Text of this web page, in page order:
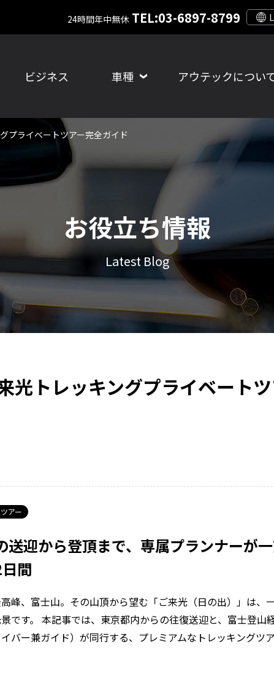
24時間年中無休 TEL:03-6897-8799
ビジネス 車種 アウテックについ
プライベートツアー完全ガイド
お役立ち情報
Latest Blog
光トレッキングプライベート
アー
送迎から登頂まで、専属プランナーが
間
峰、富士山。その山頂から望む「ご来光（日の出）」は、
です。 本記事では、東京都内からの往復送迎と、富士登山
バー兼ガイド）が同行する、プレミアムなトレッキングツ